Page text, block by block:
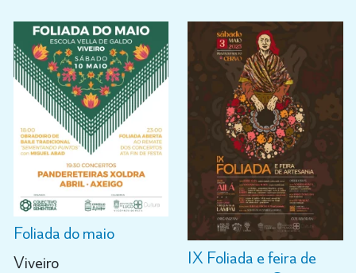
Foliada do maio
Viveiro
IX Foliada e feira de